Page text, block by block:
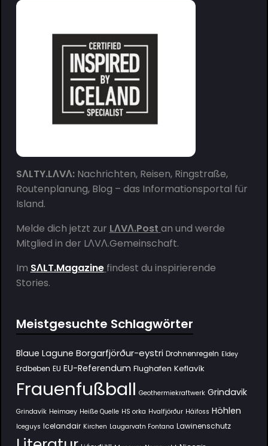
SΛLTY.LΛVΛ:Nachrichten, Reisen, Ringstraße,
Routenplanung, Blog – das Informationsportal für
Island.
Melde dich jetzt zur LΛVΛ.Post an und werde
Mitglied in der LΛVΛ.Gemeinschaft.
Im SΛLT.Magazine findest du inspirierende
Stories.
Meistgesuchte Schlagwörter
Blaue Lagune Borgarfjörður-eystri Drohnenregeln Eldey
Erdbeben EU EU-Referendum Flughafen Keflavík
Frauenfußball Geothermiekraftwerk Grindavik
Grindavík Heimaey Heiße Quelle HS orka Hvalfjörður Háifoss Höhlen
Iceguys Icelandair Kirchen Laugarvatn Fontana Lawinenschutz